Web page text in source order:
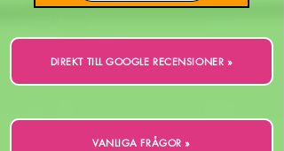
DIREKT TILL GOOGLE RECENSIONER »
VANLIGA FRÅGOR »